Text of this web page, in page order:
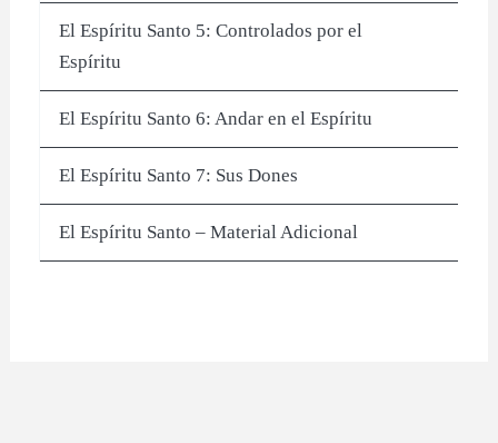
El Espíritu Santo 5: Controlados por el
Espíritu
El Espíritu Santo 6: Andar en el Espíritu
El Espíritu Santo 7: Sus Dones
El Espíritu Santo – Material Adicional